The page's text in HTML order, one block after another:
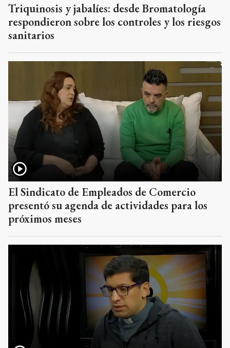
Triquinosis y jabalíes: desde Bromatología
respondieron sobre los controles y los riesgos
sanitarios
El Sindicato de Empleados de Comercio
presentó su agenda de actividades para los
próximos meses